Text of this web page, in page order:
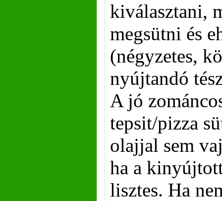
kiválasztani,
megsütni és
(négyzetes,
nyújtandó
A jó
tepsit/pizza
olajjal sem
ha a
lisztes. Ha